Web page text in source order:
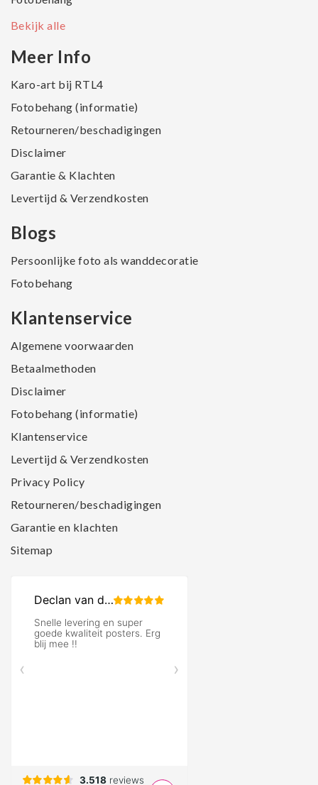
Bekijk alle
Meer Info
Karo-art bij RTL4
Fotobehang (informatie)
Retourneren/beschadigingen
Disclaimer
Garantie & Klachten
Levertijd & Verzendkosten
Blogs
Persoonlijke foto als wanddecoratie
Fotobehang
Klantenservice
Algemene voorwaarden
Betaalmethoden
Disclaimer
Fotobehang (informatie)
Klantenservice
Levertijd & Verzendkosten
Privacy Policy
Retourneren/beschadigingen
Garantie en klachten
Sitemap